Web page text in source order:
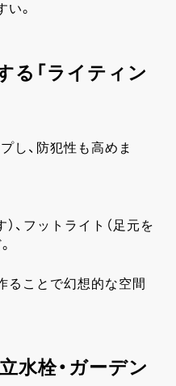
。
る「ライティン
し、防犯性も高めま
、フットライト（足元を
ることで幻想的な空間
水栓・ガーデン